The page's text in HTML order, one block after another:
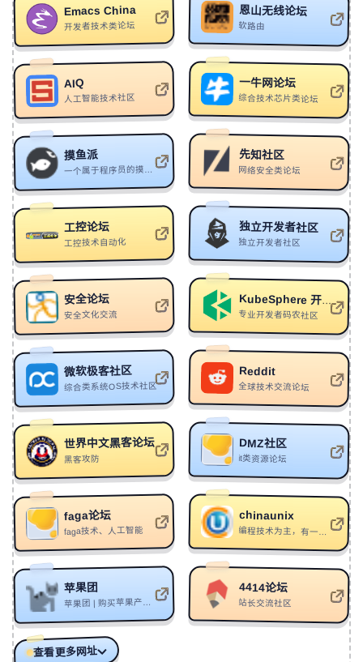
261 Origin - 1/7
262 Neon Love Vanished
263 Yes I'm A Mess
264
265 Unbreakable Lost Sky/ANGELPLAYA/Chris Linton
266 普通而已
267 阿Q派 是的麦克雷
269 It's Justified
270 【FREE】"未 闻 花 名" - Boom Bap BPM89 C# Minor
BECU BEATZ
271 最后的歹势 玖壹壹
272 Today Rolls SHOES
273 忠诚 loyalty(PHONK) chao/BOY/KKK
274 Birds in a Cage
Remain
276 Til I Hear'em Say Les Winner's
277 Destroy (毁灭)
278 Eclipse AxR
279 想被人一拳打成若至
280 主角死于话多 黄金玉米王
281
282 最小的房间 萨满（Saman）
283
284 日记
Emacs China
开发者技术类论坛
恩山无线论坛
软路由
AIQ
人工智能技术社区
一牛网论坛
综合技术芯片类论坛
摸鱼派
一个属于程序员的摸鱼社区
先知社区
网络安全类论坛
工控论坛
工控技术自动化
独立开发者社区
独立开发者社区
安全论坛
安全文化交流
KubeSphere 开源社区
专业开发者码农社区
微软极客社区
综合类系统OS技术社区
Reddit
全球技术交流论坛
世界中文黑客论坛
黑客攻防
DMZ社区
it类资源论坛
faga论坛
faga技术、人工智能
chinaunix
编程技术为主，有一定年份了
苹果团
苹果团 | 购买苹果产品的完美之地
4414论坛
站长交流社区
查看更多网址